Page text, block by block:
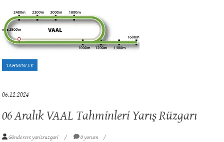
TAHMİNLER
06.12.2024
06 Aralık VAAL Tahminleri Yarış Rüzgarı
Gönderen: yarisruzgari
0 yorum